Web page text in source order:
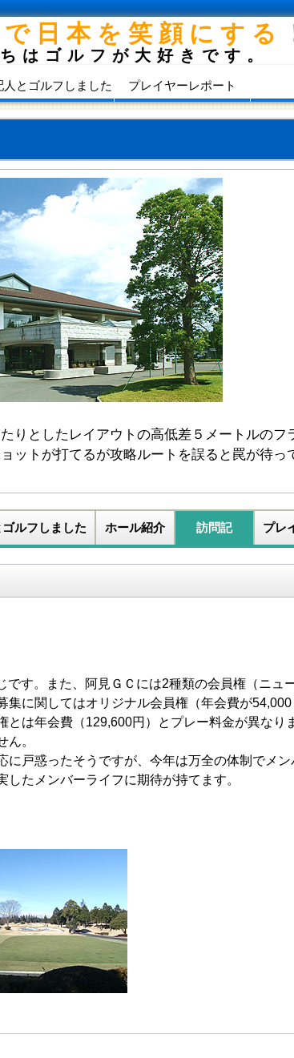
日本を笑顔にする
はゴルフが大好きです。
人とゴルフしました プレイヤーレポート
りとしたレイアウトの高低差５メートルのフ
ットが打てるが攻略ルートを誤ると罠が待っ
ルフしました ホール紹介 訪問記 プレ
す。また、阿見ＧＣには2種類の会員権（ニュ
集に関してはオリジナル会員権（年会費が54,000
とは年会費（129,600円）とプレー料金が異なり
ん。
に戸惑ったそうですが、今年は万全の体制でメン
たメンバーライフに期待が持てます。